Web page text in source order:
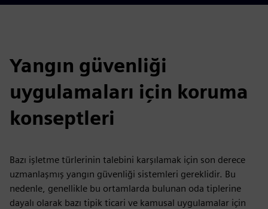
Yangın güvenliği
uygulamaları için koruma
konseptleri
Bazı işletme türlerinin talebini karşılamak için son derece
uzmanlaşmış yangın güvenliği sistemleri gereklidir. Bu
nedenle, genellikle bu ortamlarda bulunan oda tiplerine
dayalı olarak bazı tipik ticari ve kamusal uygulamalar için